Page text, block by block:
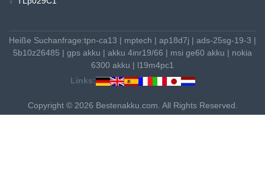
Heiße Suchanfrage:tpn-ca13 | mptech | ap18d7j | ads-25sg-19-3 |
5b10z26485 | gps akku | akku 4inr19/66 | msi ge60 akku | nokia
6300 akku | l19m4pc1
Links:
Copyright © 2026 Bestenakku.com. All Rights Reserved.